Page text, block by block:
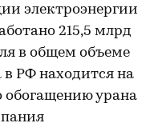
электроэнергии
215,5 млрд
в общем объеме
в РФ находится на
обогащению урана